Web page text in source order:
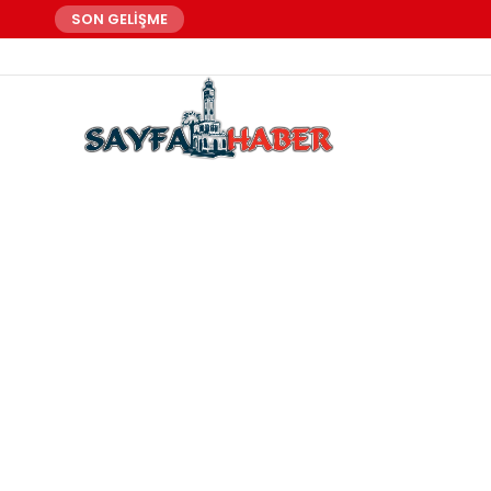
SON GELİŞME